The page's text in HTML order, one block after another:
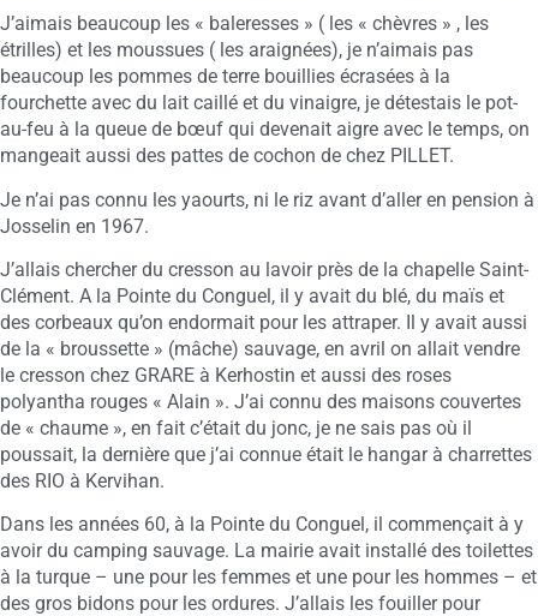
J’aimais beaucoup les « baleresses » ( les « chèvres » , les
étrilles) et les moussues ( les araignées), je n’aimais pas
beaucoup les pommes de terre bouillies écrasées à la
fourchette avec du lait caillé et du vinaigre, je détestais le pot-
au-feu à la queue de bœuf qui devenait aigre avec le temps, on
mangeait aussi des pattes de cochon de chez PILLET.
Je n’ai pas connu les yaourts, ni le riz avant d’aller en pension à
Josselin en 1967.
J’allais chercher du cresson au lavoir près de la chapelle Saint-
Clément. A la Pointe du Conguel, il y avait du blé, du maïs et
des corbeaux qu’on endormait pour les attraper. Il y avait aussi
de la « broussette » (mâche) sauvage, en avril on allait vendre
le cresson chez GRARE à Kerhostin et aussi des roses
polyantha rouges « Alain ». J’ai connu des maisons couvertes
de « chaume », en fait c’était du jonc, je ne sais pas où il
poussait, la dernière que j’ai connue était le hangar à charrettes
des RIO à Kervihan.
Dans les années 60, à la Pointe du Conguel, il commençait à y
avoir du camping sauvage. La mairie avait installé des toilettes
à la turque – une pour les femmes et une pour les hommes – et
des gros bidons pour les ordures. J’allais les fouiller pour